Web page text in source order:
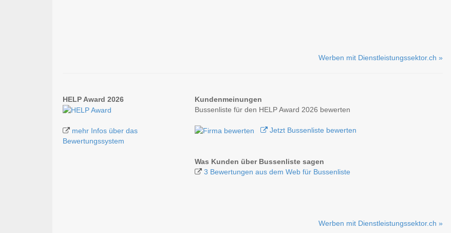
Werben mit Dienstleistungssektor.ch »
HELP Award 2026
mehr Infos über das
Bewertungssystem
Kundenmeinungen
Bussenliste für den HELP Award 2026 bewerten
Jetzt Bussenliste bewerten
Was Kunden über Bussenliste sagen
3 Bewertungen aus dem Web für Bussenliste
Werben mit Dienstleistungssektor.ch »